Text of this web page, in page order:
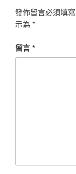
發佈留言必須填
示為 *
留言*